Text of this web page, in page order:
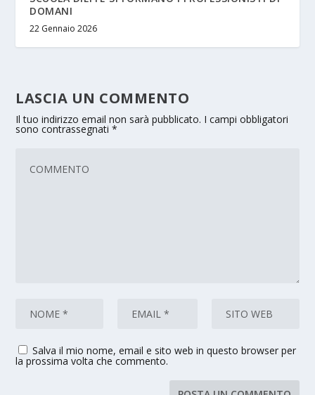
DOMANI
22 Gennaio 2026
LASCIA UN COMMENTO
Il tuo indirizzo email non sarà pubblicato. I campi obbligatori
sono contrassegnati*
Salva il mio nome, email e sito web in questo browser per
la prossima volta che commento.